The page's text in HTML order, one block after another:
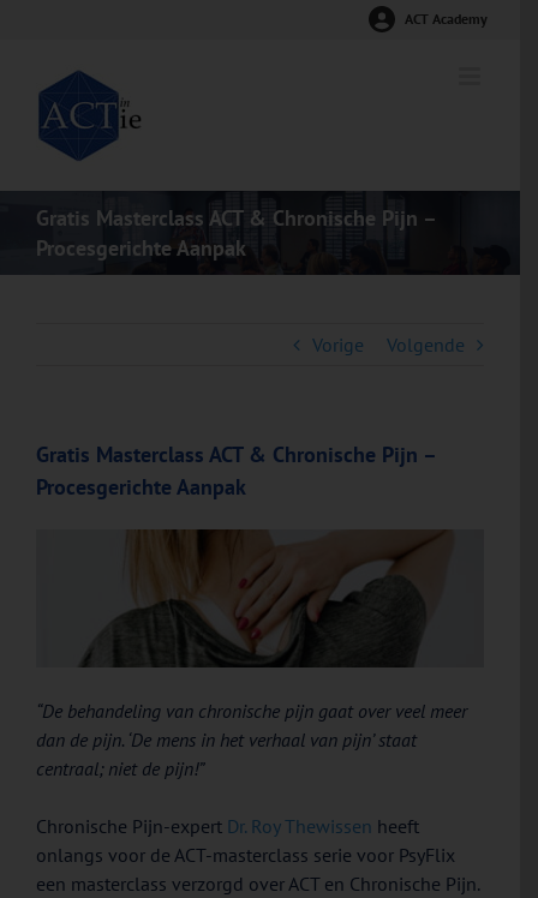
ACT Academy
Gratis Masterclass ACT & Chronische Pijn –
Procesgerichte Aanpak
Vorige Volgende
Gratis Masterclass ACT & Chronische Pijn –
Procesgerichte Aanpak
“De behandeling van chronische pijn gaat over veel meer
dan de pijn. ‘De mens in het verhaal van pijn’ staat
centraal; niet de pijn!”
Chronische Pijn-expert Dr. Roy Thewissen heeft
onlangs voor de ACT-masterclass serie voor PsyFlix
een masterclass verzorgd over ACT en Chronische Pijn.